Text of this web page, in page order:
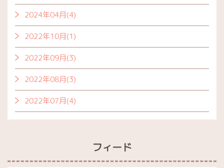
2024年04月(4)
2022年10月(1)
2022年09月(3)
2022年08月(3)
2022年07月(4)
フィード